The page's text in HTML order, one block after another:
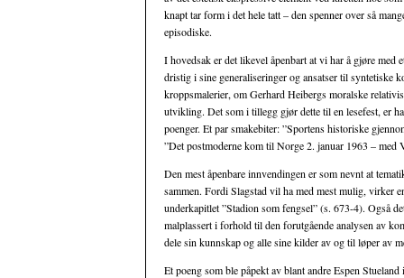
knapt tar form i det hele tatt – den spenner over så
episodiske.
I hovedsak er det likevel åpenbart at vi har å gjøre
dristig i sine generaliseringer og ansatser til syntetiske
kroppsmalerier, om Gerhard Heibergs moralske
utvikling. Det som i tillegg gjør dette til en lesefest, er
poenger. Et par smakebiter: ”Sportens historiske
”Det postmoderne kom til Norge 2. januar 1963 – med
Den mest åpenbare innvendingen er som nevnt at
sammen. Fordi Slagstad vil ha med mest mulig, virker
underkapitlet ”Stadion som fengsel” (s. 673-4). Også
malplassert i forhold til den forutgående analysen av
dele sin kunnskap og alle sine kilder av og til løper av
Et poeng som ble påpekt av blant andre Espen